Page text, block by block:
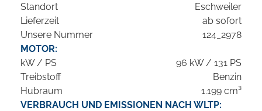
Standort
Eschweiler
Lieferzeit
ab sofort
Unsere Nummer
124_2978
MOTOR:
kW / PS
96 kW / 131 PS
Treibstoff
Benzin
Hubraum
1.199 cm³
VERBRAUCH UND EMISSIONEN NACH WLTP: